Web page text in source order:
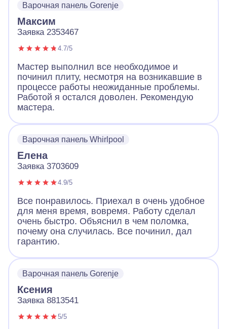
Варочная панель Gorenje
Максим
Заявка 2353467
4.7/5
Мастер выполнил все необходимое и
починил плиту, несмотря на возникавшие в
процессе работы неожиданные проблемы.
Работой я остался доволен. Рекомендую
мастера.
Варочная панель Whirlpool
Елена
Заявка 3703609
4.9/5
Все понравилось. Приехал в очень удобное
для меня время, вовремя. Работу сделал
очень быстро. Объяснил в чем поломка,
почему она случилась. Все починил, дал
гарантию.
Варочная панель Gorenje
Ксения
Заявка 8813541
5/5